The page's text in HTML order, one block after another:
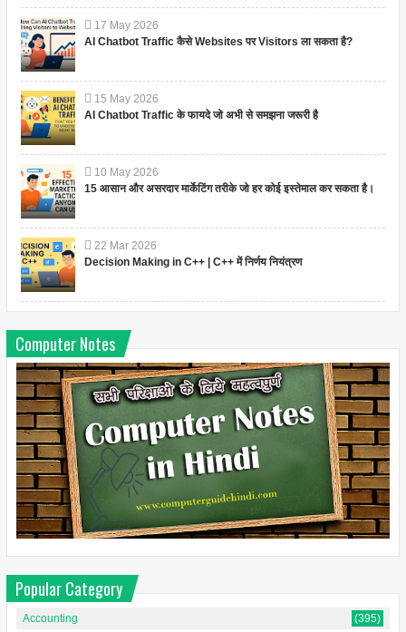
17 May 2026
AI Chatbot Traffic कैसे Websites पर Visitors ला सकता है?
15 May 2026
AI Chatbot Traffic के फायदे जो अभी से समझना जरूरी है
10 May 2026
15 आसान और असरदार मार्केटिंग तरीके जो हर कोई इस्तेमाल कर सकता है।
22 Mar 2026
Decision Making in C++ | C++ में निर्णय नियंत्रण
Computer Notes
Popular Category
Accounting
(395)